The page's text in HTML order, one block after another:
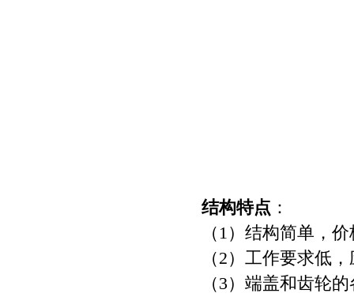
结构特点 ：
（1）结构简单，
（2）工作要求低
（3）端盖和齿轮